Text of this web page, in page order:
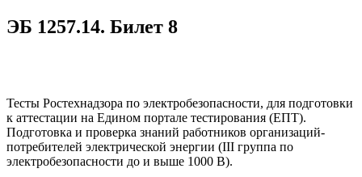
ЭБ 1257.14. Билет 8
Тесты Ростехнадзора по электробезопасности, для подготовки
к аттестации на Едином портале тестирования (ЕПТ).
Подготовка и проверка знаний работников организаций-
потребителей электрической энергии (III группа по
электробезопасности до и выше 1000 В).